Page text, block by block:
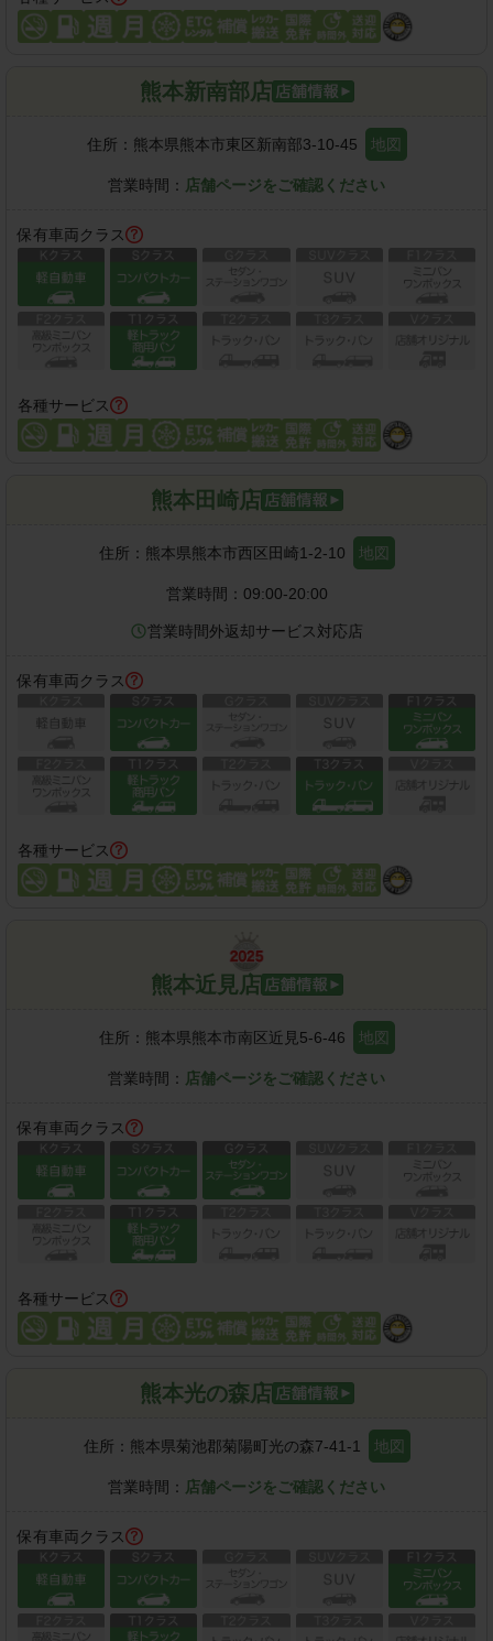
熊本新南部店
住所： 熊本県熊本市東区新南部3-10-45 地図
営業時間： 店舗ページをご確認ください
保有車両クラス
各種サービス
熊本田崎店
住所： 熊本県熊本市西区田崎1-2-10 地図
営業時間： 09:00-20:00
営業時間外返却サービス対応店
保有車両クラス
各種サービス
熊本近見店
住所： 熊本県熊本市南区近見5-6-46 地図
営業時間： 店舗ページをご確認ください
保有車両クラス
各種サービス
熊本光の森店
住所： 熊本県菊池郡菊陽町光の森7-41-1 地図
営業時間： 店舗ページをご確認ください
保有車両クラス